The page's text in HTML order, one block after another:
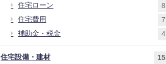
住宅ローン
8
住宅費用
7
補助金・税金
4
住宅設備・建材
15